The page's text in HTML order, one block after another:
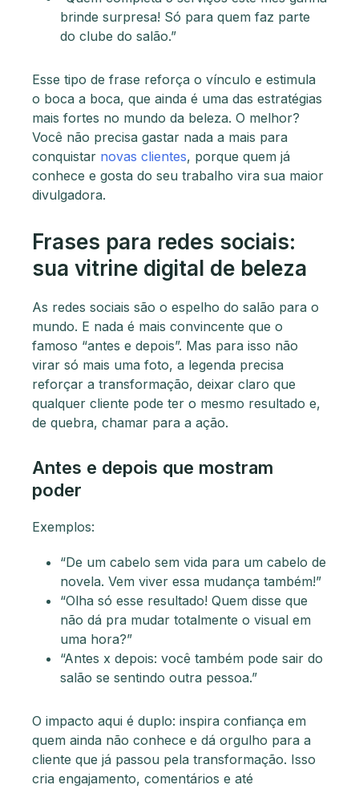
brinde surpresa! Só para quem faz parte
do clube do salão.”
Esse tipo de frase reforça o vínculo e estimula
o boca a boca, que ainda é uma das estratégias
mais fortes no mundo da beleza. O melhor?
Você não precisa gastar nada a mais para
conquistar novas clientes, porque quem já
conhece e gosta do seu trabalho vira sua maior
divulgadora.
Frases para redes sociais:
sua vitrine digital de beleza
As redes sociais são o espelho do salão para o
mundo. E nada é mais convincente que o
famoso “antes e depois”. Mas para isso não
virar só mais uma foto, a legenda precisa
reforçar a transformação, deixar claro que
qualquer cliente pode ter o mesmo resultado e,
de quebra, chamar para a ação.
Antes e depois que mostram
poder
Exemplos:
“De um cabelo sem vida para um cabelo de
novela. Vem viver essa mudança também!”
“Olha só esse resultado! Quem disse que
não dá pra mudar totalmente o visual em
uma hora?”
“Antes x depois: você também pode sair do
salão se sentindo outra pessoa.”
O impacto aqui é duplo: inspira confiança em
quem ainda não conhece e dá orgulho para a
cliente que já passou pela transformação. Isso
cria engajamento, comentários e até